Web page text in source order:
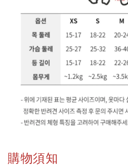
購物須知